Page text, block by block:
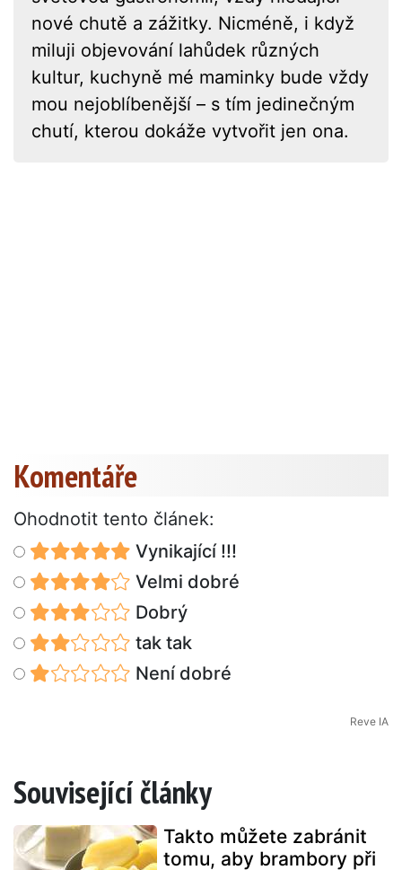
nové chutě a zážitky. Nicméně, i když
miluji objevování lahůdek různých
kultur, kuchyně mé maminky bude vždy
mou nejoblíbenější – s tím jedinečným
chutí, kterou dokáže vytvořit jen ona.
Komentáře
Ohodnotit tento článek:
Vynikající !!!
Velmi dobré
Dobrý
tak tak
Není dobré
Reve IA
Související články
Takto můžete zabránit
tomu, aby brambory při